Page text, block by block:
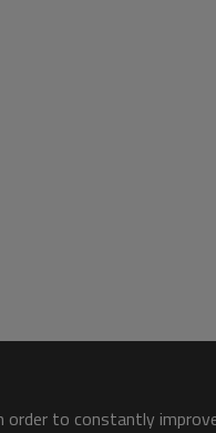
order to constantly